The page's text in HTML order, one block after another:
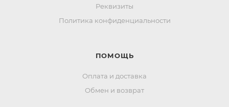
Реквизиты
Политика конфиденциальности
ПОМОЩЬ
Оплата и доставка
Обмен и возврат